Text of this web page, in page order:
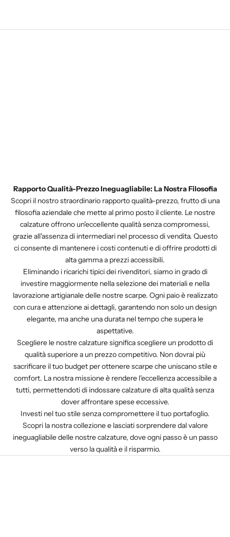
Rapporto Qualità-Prezzo Ineguagliabile: La Nostra Filosofia
Scopri il nostro straordinario rapporto qualità-prezzo, frutto di una
filosofia aziendale che mette al primo posto il cliente. Le nostre
calzature offrono un'eccellente qualità senza compromessi,
grazie all'assenza di intermediari nel processo di vendita. Questo
ci consente di mantenere i costi contenuti e di offrire prodotti di
alta gamma a prezzi accessibili.
Eliminando i ricarichi tipici dei rivenditori, siamo in grado di
investire maggiormente nella selezione dei materiali e nella
lavorazione artigianale delle nostre scarpe. Ogni paio è realizzato
con cura e attenzione ai dettagli, garantendo non solo un design
elegante, ma anche una durata nel tempo che supera le
aspettative.
Scegliere le nostre calzature significa scegliere un prodotto di
qualità superiore a un prezzo competitivo. Non dovrai più
sacrificare il tuo budget per ottenere scarpe che uniscano stile e
comfort. La nostra missione è rendere l'eccellenza accessibile a
tutti, permettendoti di indossare calzature di alta qualità senza
dover affrontare spese eccessive.
Investi nel tuo stile senza compromettere il tuo portafoglio.
Scopri la nostra collezione e lasciati sorprendere dal valore
ineguagliabile delle nostre calzature, dove ogni passo è un passo
verso la qualità e il risparmio.